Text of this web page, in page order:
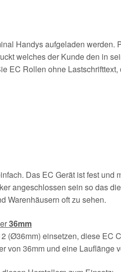
Handys aufgeladen
welches der Kunde den in
EC Rollen ohne
Das EC Gerät ist fest
angeschlossen sein so das
Warenhäusern oft zu sehen.
36mm
(Ø36mm) einsetzen, diese EC
von 36mm und eine Lauflänge